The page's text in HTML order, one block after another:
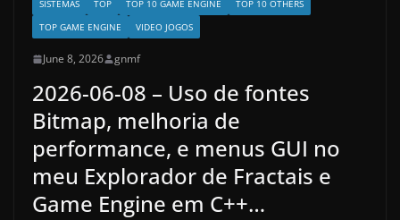
SISTEMAS
TOP TOP 10 GAME ENGINE
TOP 10 OTHERS
TOP GAME ENGINE
VIDEO JOGOS
June 8, 2026 gnmf
2026-06-08 – Uso de fontes
Bitmap, melhoria de
performance, e menus GUI no
meu Explorador de Fractais e
Game Engine em C++…